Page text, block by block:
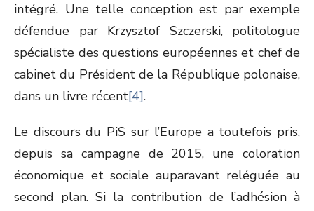
intégré. Une telle conception est par exemple
défendue par Krzysztof Szczerski, politologue
spécialiste des questions européennes et chef de
cabinet du Président de la République polonaise,
dans un livre récent[4].
Le discours du PiS sur l’Europe a toutefois pris,
depuis sa campagne de 2015, une coloration
économique et sociale auparavant reléguée au
second plan. Si la contribution de l’adhésion à